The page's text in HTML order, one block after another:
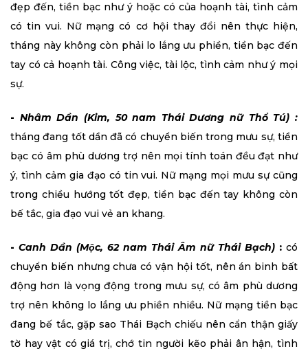
đẹp đến, tiền bạc như ý hoặc có của hoạnh tài, tình cảm
có tin vui. Nữ mạng có cơ hội thay đổi nên thực hiện,
tháng này không còn phải lo lắng ưu phiền, tiền bạc đến
tay có cả hoạnh tài. Công việc, tài lộc, tình cảm như ý mọi
sự.
- Nhâm Dần (Kim, 50 nam Thái Dương nữ Thổ Tú) :
tháng đang tốt dần đã có chuyển biến trong mưu sự, tiền
bạc có âm phù dương trợ nên mọi tính toán đều đạt như
ý, tình cảm gia đạo có tin vui. Nữ mạng mọi mưu sự cũng
trong chiều hướng tốt đẹp, tiền bạc đến tay không còn
bế tắc, gia đạo vui vẻ an khang.
- Canh Dần (Mộc, 62 nam Thái Âm nữ Thái Bạch) : có
chuyển biến nhưng chưa có vận hội tốt, nên án binh bất
động hơn là vọng động trong mưu sự, có âm phù dương
trợ nên không lo lắng ưu phiền nhiều. Nữ mạng tiền bạc
đang bế tắc, gặp sao Thái Bạch chiếu nên cẩn thận giấy
tờ hay vật có giá trị, chớ tin người kẽo phải ân hận, tình